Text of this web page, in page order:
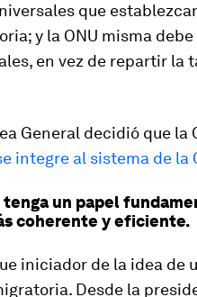
que
y la ONU misma
en vez de repartir la
General decidió que
integre al sistema de la
tenga un papel
coherente y eficiente.
iniciador de la idea de
Desde la